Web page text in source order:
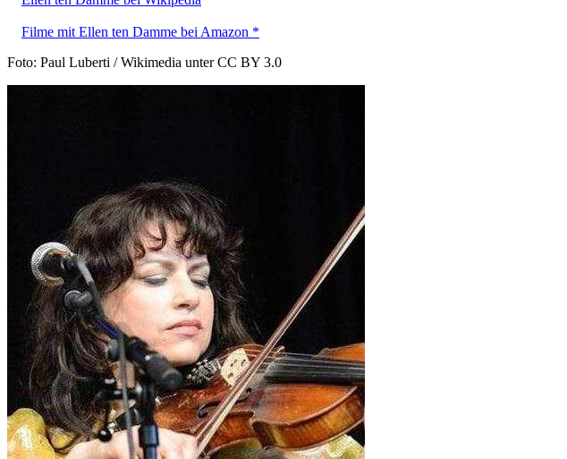
Filme mit Ellen ten Damme bei Amazon *
Foto: Paul Luberti / Wikimedia unter CC BY 3.0